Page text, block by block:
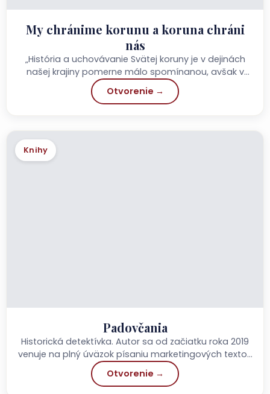
My chránime korunu a koruna chráni
nás
„História a uchovávanie Svätej koruny je v dejinách
našej krajiny pomerne málo spomínanou, avšak v
skutočnosti ide o závažnú národnú zodpovednosť...
Otvorenie →
Knihy
Padovčania
Historická detektívka. Autor sa od začiatku roka 2019
venuje na plný úväzok písaniu marketingových textov
a písaniu románov sa začal venovať vo voľnom
čase. Predtým...
Otvorenie →